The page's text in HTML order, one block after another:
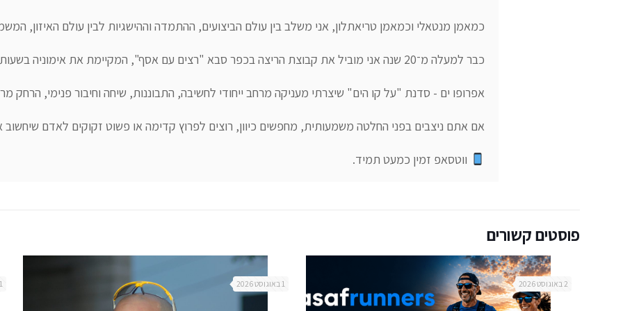
ווטסאפ זמין כמעט תמיד.
פוסטים קשורים
2 באוגוסט 2026 1 באוגוסט 2026 1